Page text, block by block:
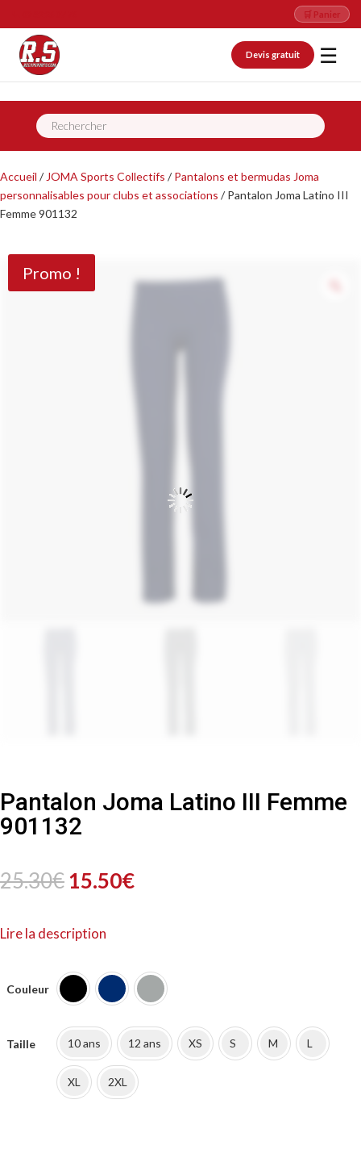
🛒 Panier
Devis gratuit ☰
Recherche
de
Accueil / JOMA Sports Collectifs /Pantalons et bermudas Joma
personnalisables pour clubs et associations / Pantalon Joma Latino III
Femme 901132
Promo !
Pantalon Joma Latino III Femme
901132
25.30€ Le
était :
25.30€.
15.50€Le
est :
15.50€.
Lire la description
Couleur
Taille 10 ans 12 ans XS S M L
XL 2XL